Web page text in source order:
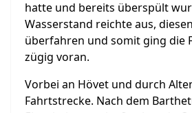
hatte und bereits überspült
Wasserstand reichte aus,
überfahren und somit ging die
zügig voran.
Vorbei an Hövet und durch
Fahrtstrecke. Nach dem